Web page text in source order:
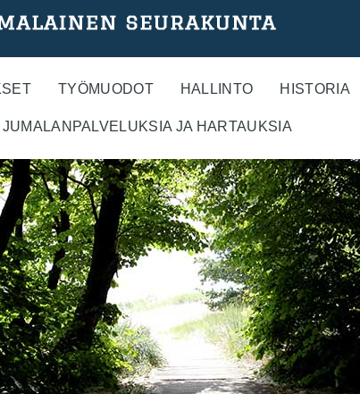
TYÖMUODOT HALLINTO HISTORIA
JUMALANPALVELUKSIA JA HARTAUKSIA